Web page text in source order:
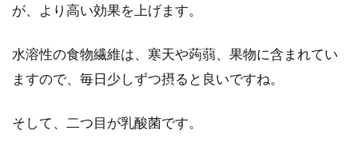
が、より高い効果を上げます。
水溶性の食物繊維は、寒天や蒟蒻、果物に含まれてい
ますので、毎日少しずつ摂ると良いですね。
そして、二つ目が乳酸菌です。